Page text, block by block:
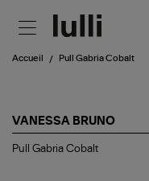
Accueil Pull Gabria Cobalt
VANESSA BRUNO
Pull
Pull Gabria Cobalt